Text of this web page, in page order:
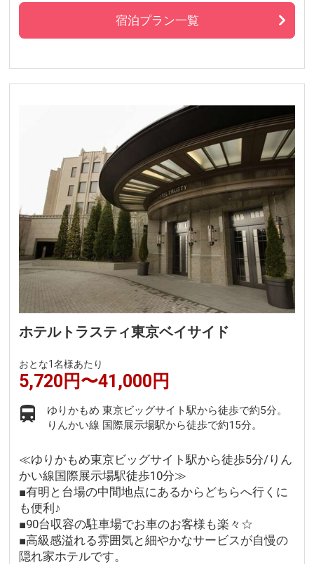
宿泊プラン一覧
ホテルトラスティ東京ベイサイド
おとな1名様あたり
5,720円〜41,000円
ゆりかもめ 東京ビッグサイト駅から徒歩で約5分。
りんかい線 国際展示場駅から徒歩で約15分。
≪ゆりかもめ東京ビッグサイト駅から徒歩5分/りん
かい線国際展示場駅徒歩10分≫
■有明と台場の中間地点にあるからどちらへ行くに
も便利♪
■90台収容の駐車場でお車のお客様も楽々☆
■高級感溢れる雰囲気と細やかなサービスが自慢の
隠れ家ホテルです。